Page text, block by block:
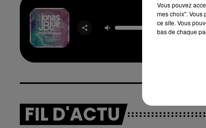
FIL D'ACTU
Vous pouvez
mes choix". Vous
ce site. Vous
bas de chaque